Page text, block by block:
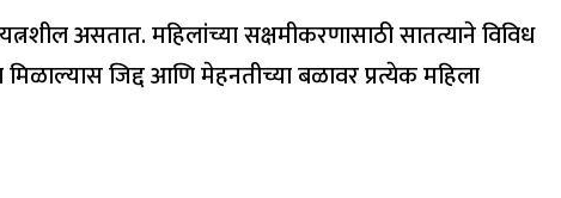
असतात. महिलांच्या सक्षमीकरणासाठी सातत्याने विविध
जिद्द आणि मेहनतीच्या बळावर प्रत्येक महिला